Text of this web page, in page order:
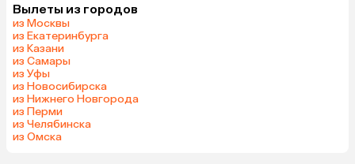
Вылеты из городов
из Москвы
из Екатеринбурга
из Казани
из Самары
из Уфы
из Новосибирска
из Нижнего Новгорода
из Перми
из Челябинска
из Омска